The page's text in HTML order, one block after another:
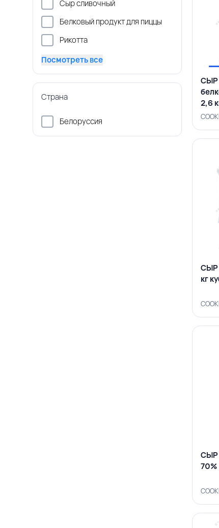
Сыр сливочный
Белковый продукт для пиццы
Рикотта
Посмотреть все
Страна
Белоруссия
СЫР
2,6
СЫР
кг
СЫР
70%